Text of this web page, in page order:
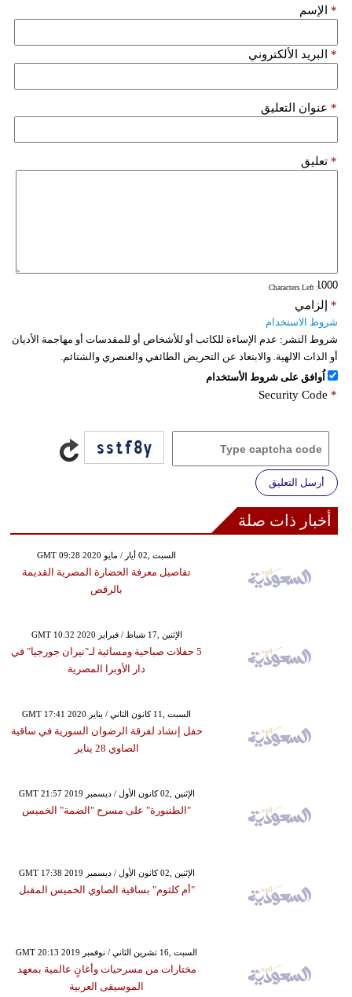
الإسم *
البريد الألكتروني *
عنوان التعليق *
تعليق *
: Characters Left
إلزامي *
شروط الاستخدام
شروط النشر: عدم الإساءة للكاتب أو للأشخاص أو للمقدسات أو مهاجمة الأديان
أو الذات الالهية. والابتعاد عن التحريض الطائفي والعنصري والشتائم.
اُوافق على شروط الأستخدام
Security Code *
أرسل التعليق
أخبار ذات صلة
GMT 09:28 2020 السبت ,02 أيار / مايو
تفاصيل معرفة الحضارة المصرية القديمة
بالرقص
GMT 10:32 2020 الإثنين ,17 شباط / فبراير
5 حفلات صباحية ومسائية لـ"نيران جورجيا" في
دار الأوبرا المصرية
GMT 17:41 2020 السبت ,11 كانون الثاني / يناير
حفل إنشاد لفرقة الرضوان السورية في ساقية
الصاوي 28 يناير
GMT 21:57 2019 الإثنين ,02 كانون الأول / ديسمبر
"الطنبورة" على مسرح "الضمة" الخميس
GMT 17:38 2019 الإثنين ,02 كانون الأول / ديسمبر
"أم كلثوم" بساقية الصاوي الخميس المقبل
GMT 20:13 2019 السبت ,16 تشرين الثاني / نوفمبر
مختارات من مسرحيات وأغانٍ عالمية بمعهد
الموسيقى العربية